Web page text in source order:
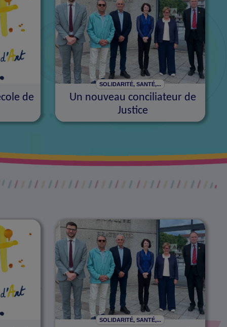
de
SOLIDARITÉ, SANTÉ,...
Un nouveau conciliateur de
Justice
SOLIDARITÉ, SANTÉ,...